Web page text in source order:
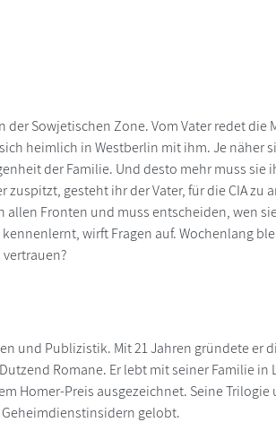
Sowjetischen Zone. Vom Vater redet die
heimlich in Westberlin mit ihm. Je näher
der Familie. Und desto mehr muss sie
gesteht ihr der Vater, für die CIA zu
allen Fronten und muss entscheiden, wen
wirft Fragen auf. Wochenlang
und Publizistik. Mit 21 Jahren gründete er
Romane. Er lebt mit seiner Familie in
Homer-Preis ausgezeichnet. Seine
gelobt.